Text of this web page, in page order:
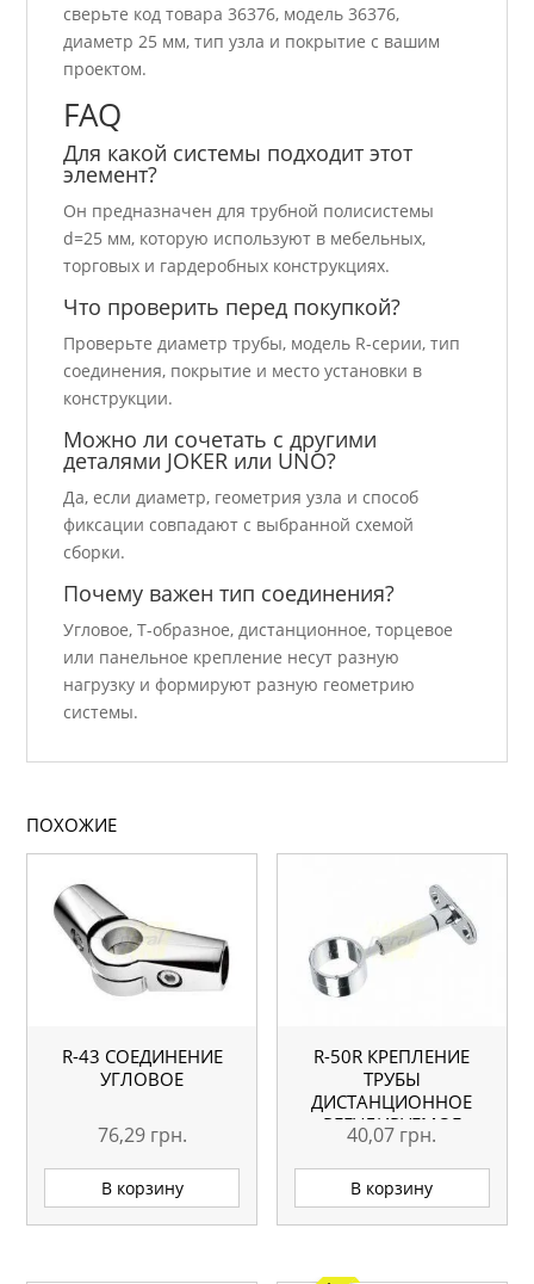
сверьте код товара 36376, модель 36376,
диаметр 25 мм, тип узла и покрытие с вашим
проектом.
FAQ
Для какой системы подходит этот
элемент?
Он предназначен для трубной полисистемы
d=25 мм, которую используют в мебельных,
торговых и гардеробных конструкциях.
Что проверить перед покупкой?
Проверьте диаметр трубы, модель R-серии, тип
соединения, покрытие и место установки в
конструкции.
Можно ли сочетать с другими
деталями JOKER или UNO?
Да, если диаметр, геометрия узла и способ
фиксации совпадают с выбранной схемой
сборки.
Почему важен тип соединения?
Угловое, Т-образное, дистанционное, торцевое
или панельное крепление несут разную
нагрузку и формируют разную геометрию
системы.
ПОХОЖИЕ
R-43 СОЕДИНЕНИЕ
УГЛОВОЕ
76,29 грн.
В корзину
R-50R КРЕПЛЕНИЕ
ТРУБЫ
ДИСТАНЦИОННОЕ
РЕГУЛИРУЕМОЕ
40,07 грн.
В корзину